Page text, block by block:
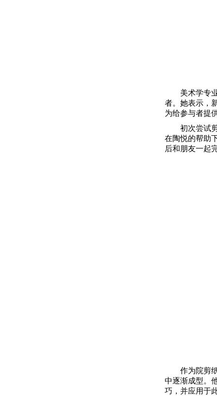
美术学专
者。她表示，
为给参与者提
初次尝试
在陶悦的帮助
后和朋友一起
作为院剪
中逐渐成型。
巧，并应用于